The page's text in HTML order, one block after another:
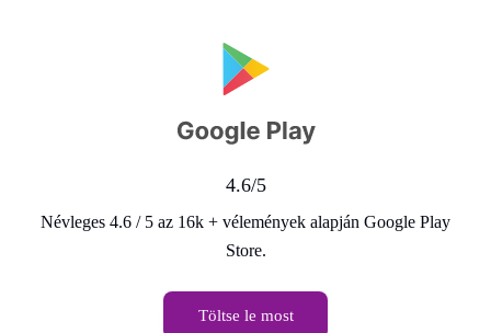
4.6/5
Névleges 4.6 / 5 az 16k + vélemények alapján Google Play
Store.
Töltse le most